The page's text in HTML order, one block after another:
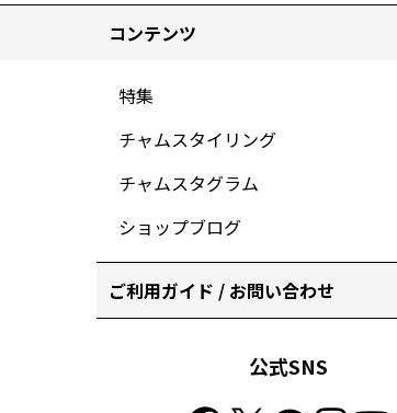
コンテンツ
特集
チャムスタイリング
チャムスタグラム
ショップブログ
ご利用ガイド / お問い合わせ
公式SNS